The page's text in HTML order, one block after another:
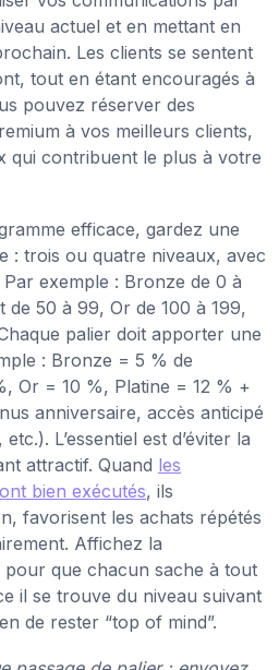
actuel et en mettant en
Les clients se sentent
tout en étant encouragés à
pouvez réserver des
à vos meilleurs clients,
qui contribuent le plus à votre
efficace, gardez une
: trois ou quatre niveaux, avec
exemple : Bronze de 0 à
50 à 99, Or de 100 à 199,
palier doit apporter une
: Bronze = 5 % de
Or = 10 %, Platine = 12 % +
anniversaire, accès anticipé
L’essentiel est d’éviter la
attractif. Quand les
bien exécutés, ils
favorisent les achats répétés
Affichez la
pour que chacun sache à tout
il se trouve du niveau suivant
de rester “top of mind”.